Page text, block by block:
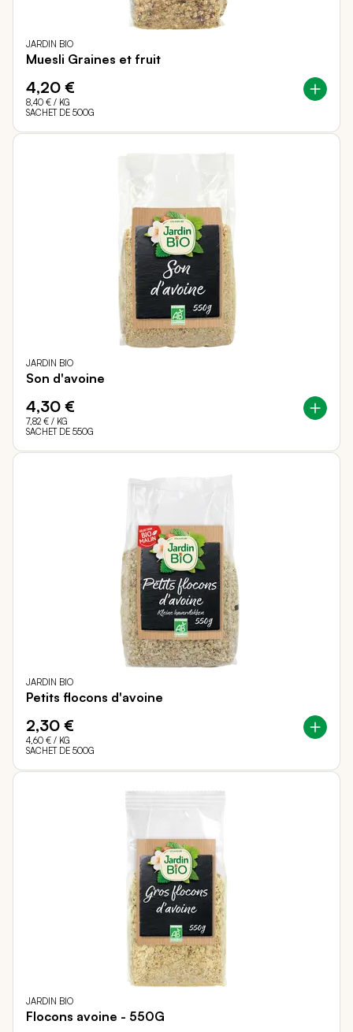
JARDIN BIO
Muesli Graines et fruit
4,20 €
8,40 € / KG
SACHET DE 500G
JARDIN BIO
Son d'avoine
4,30 €
7,82 € / KG
SACHET DE 550G
JARDIN BIO
Petits flocons d'avoine
2,30 €
4,60 € / KG
SACHET DE 500G
JARDIN BIO
Flocons avoine - 550G